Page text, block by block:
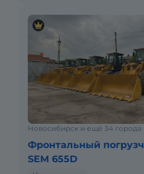
Новосибирск и ещё 34 города
Фронтальный
SEM 655D